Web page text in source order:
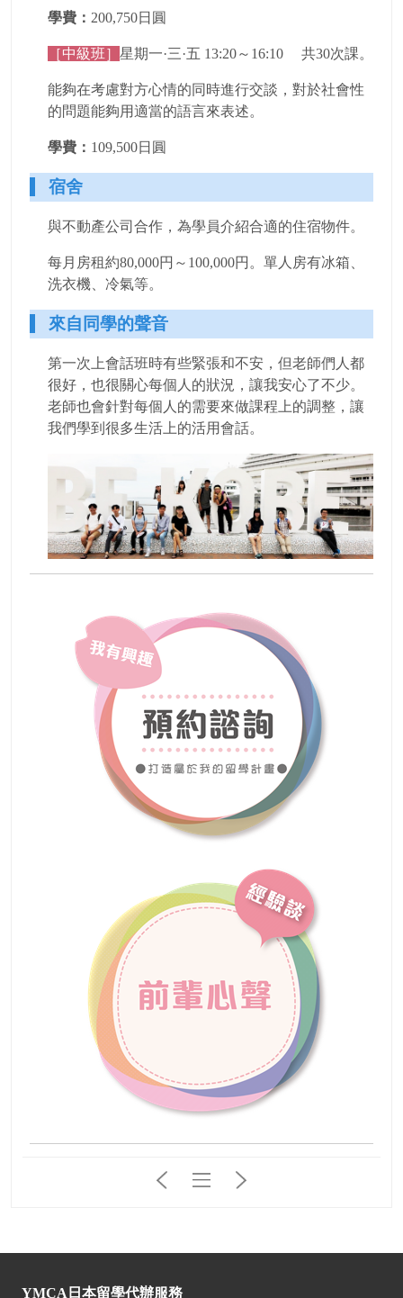
學費： 200,750日圓
［中級班］ 星期一·三·五 13:20～16:10 共30次課。
能夠在考慮對方心情的同時進行交談，對於社會性
的問題能夠用適當的語言來表述。
學費： 109,500日圓
宿舍
與不動產公司合作，為學員介紹合適的住宿物件。
每月房租約80,000円～100,000円。單人房有冰箱、
洗衣機、冷氣等。
來自同學的聲音
第一次上會話班時有些緊張和不安，但老師們人都
很好，也很關心每個人的狀況，讓我安心了不少。
老師也會針對每個人的需要來做課程上的調整，讓
我們學到很多生活上的活用會話。
YMCA日本留學代辦服務